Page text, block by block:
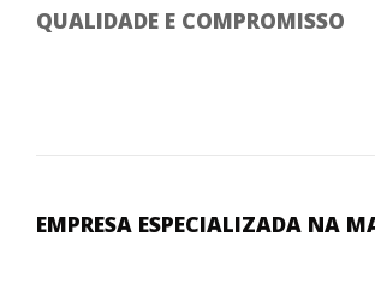
QUALIDADE E COMPROMISSO
EMPRESA ESPECIALIZADA NA